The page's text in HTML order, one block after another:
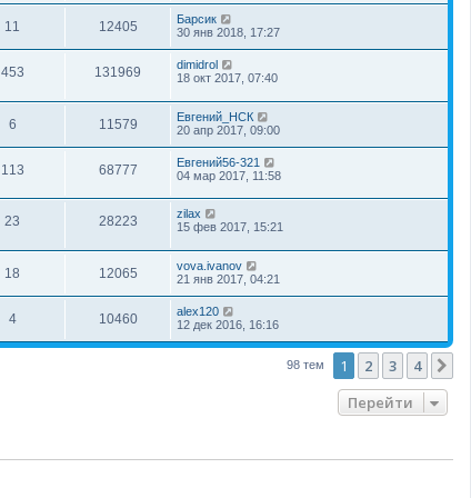
11 12405
Барсик
30 янв 2018, 17:27
453 131969
dimidrol
18 окт 2017, 07:40
6 11579
Евгений_НСК
20 апр 2017, 09:00
113 68777
Евгений56-321
04 мар 2017, 11:58
23 28223
zilax
15 фев 2017, 15:21
18 12065
vova.ivanov
21 янв 2017, 04:21
4 10460
alex120
12 дек 2016, 16:16
98 тем 1 2 3 4
Перейти